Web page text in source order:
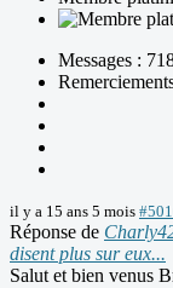
Messages :
il y a 15 ans 5 mois
Réponse de
disent plus sur eux...
Salut et bien venus